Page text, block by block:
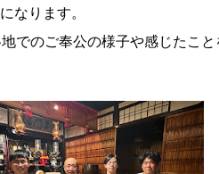
なります。
のご奉公の様子や感じたこと